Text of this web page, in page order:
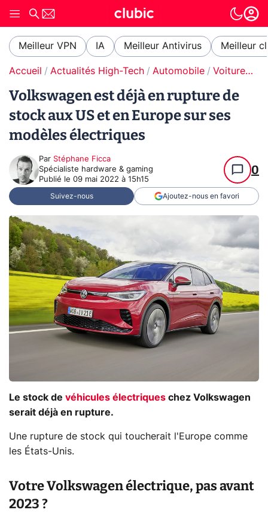
Meilleur VPN IA Meilleur Antivirus Meilleur
Accueil Actualités High-Tech Automobile Voitures électriques
Volkswagen est déjà en rupture de
stock aux US et en Europe sur ses
modèles électriques
Par Stéphane Ficca
Spécialiste hardware & gaming
Publié le 09 mai 2022 à 15h15
0
Suivez-nous Ajoutez-nous en favori
Le stock de véhicules électriques chez Volkswagen
serait déjà en rupture.
Une rupture de stock qui toucherait l'Europe comme
les États-Unis.
Votre Volkswagen électrique, pas avant
2023 ?